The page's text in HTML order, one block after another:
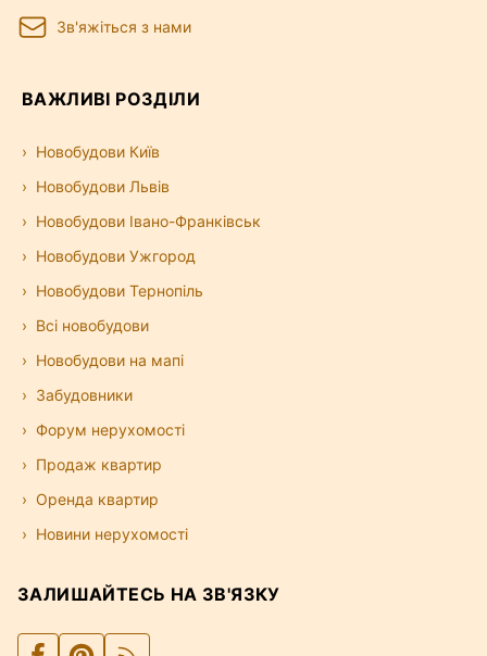
Зв'яжіться з нами
ВАЖЛИВІ РОЗДІЛИ
Новобудови Київ
Новобудови Львів
Новобудови Івано-Франківськ
Новобудови Ужгород
Новобудови Тернопіль
Всі новобудови
Новобудови на мапі
Забудовники
Форум нерухомості
Продаж квартир
Оренда квартир
Новини нерухомості
ЗАЛИШАЙТЕСЬ НА ЗВ'ЯЗКУ